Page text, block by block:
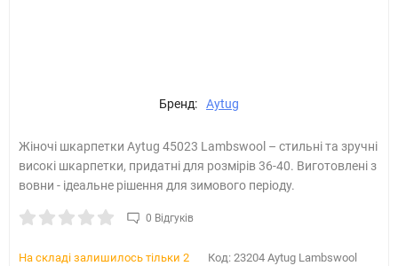
Бренд: Aytug
Жіночі шкарпетки Aytug 45023 Lambswool – стильні та зручні
високі шкарпетки, придатні для розмірів 36-40. Виготовлені з
вовни - ідеальне рішення для зимового періоду.
0 Відгуків
На складі залишилось тільки 2
Код: 23204 Aytug Lambswool